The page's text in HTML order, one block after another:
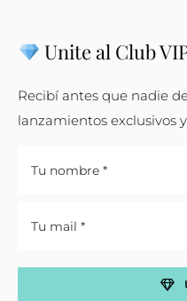
Unite al Club
Recibí antes que nadie
lanzamientos exclusivos